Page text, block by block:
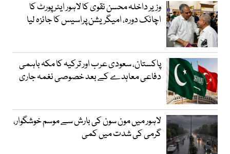
وزیر داخلہ محسن نقوی کا لاہور ایئر پورٹ کا
اچانک دورہ، امیگریشن پراسیس کا جائزہ لیا
پاکستان، سعودی عرب اور ترکیہ کا مکہ باہمی
دفاعی معاہدے کے بعد خصوصی نغمہ جاری
لاہور میں مون سون کی بارش سے موسم خوشگوار،
گرمی کی شدت میں کمی